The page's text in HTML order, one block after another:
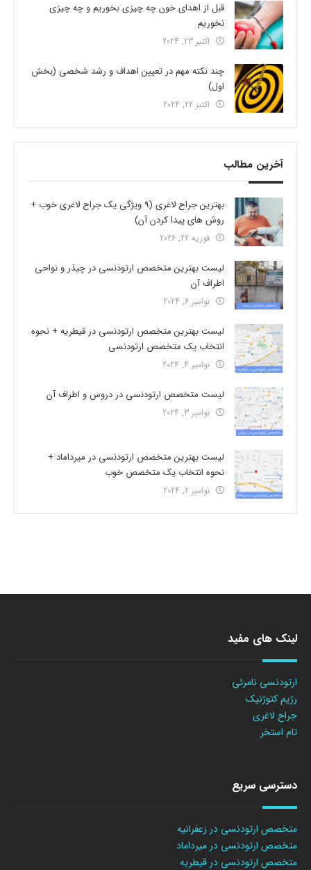
قبل از اهدای خون چه چیزی بخوریم و چه چیزی
نخوریم
اکتبر 23, 2024
چند نکته مهم در تعیین اهداف و رشد شخصی (بخش
اول)
اکتبر 22, 2024
آخرین مطالب
بهترین جراح لاغری (9 ویژگی یک جراح لاغری خوب +
روش های پیدا کردن آن)
فوریه 22, 2026
لیست بهترین متخصص ارتودنسی در چیذر و نواحی
اطراف آن
نوامبر 6, 2024
لیست بهترین متخصص ارتودنسی در قیطریه + نحوه
انتخاب یک متخصص ارتودنسی
نوامبر 4, 2024
لیست متخصص ارتودنسی در دروس و اطراف آن
نوامبر 3, 2024
لیست بهترین متخصص ارتودنسی در میرداماد +
نحوه انتخاب یک متخصص خوب
نوامبر 2, 2024
لینک های مفید
ارتودنسی نامرئی
رژیم کتوژنیک
جراح لاغری
تام استخر
دسترسی سریع
متخصص ارتودنسی در زعفرانیه
متخصص ارتودنسی در میرداماد
متخصص ارتودنسی در قیطریه